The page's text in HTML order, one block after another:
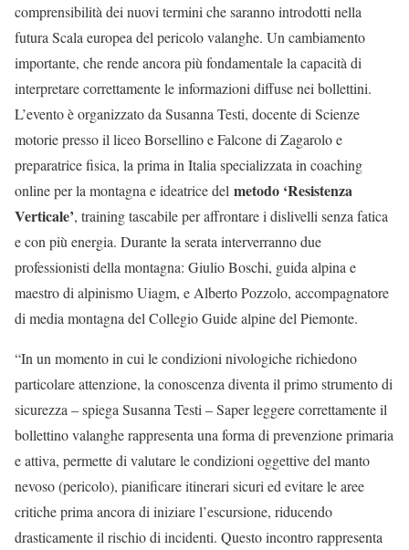
comprensibilità dei nuovi termini che saranno introdotti nella
futura Scala europea del pericolo valanghe. Un cambiamento
importante, che rende ancora più fondamentale la capacità di
interpretare correttamente le informazioni diffuse nei bollettini.
L’evento è organizzato da Susanna Testi, docente di Scienze
motorie presso il liceo Borsellino e Falcone di Zagarolo e
preparatrice fisica, la prima in Italia specializzata in coaching
online per la montagna e ideatrice del metodo ‘Resistenza
Verticale’, training tascabile per affrontare i dislivelli senza fatica
e con più energia. Durante la serata interverranno due
professionisti della montagna: Giulio Boschi, guida alpina e
maestro di alpinismo Uiagm, e Alberto Pozzolo, accompagnatore
di media montagna del Collegio Guide alpine del Piemonte.
“In un momento in cui le condizioni nivologiche richiedono
particolare attenzione, la conoscenza diventa il primo strumento di
sicurezza – spiega Susanna Testi – Saper leggere correttamente il
bollettino valanghe rappresenta una forma di prevenzione primaria
e attiva, permette di valutare le condizioni oggettive del manto
nevoso (pericolo), pianificare itinerari sicuri ed evitare le aree
critiche prima ancora di iniziare l’escursione, riducendo
drasticamente il rischio di incidenti. Questo incontro rappresenta